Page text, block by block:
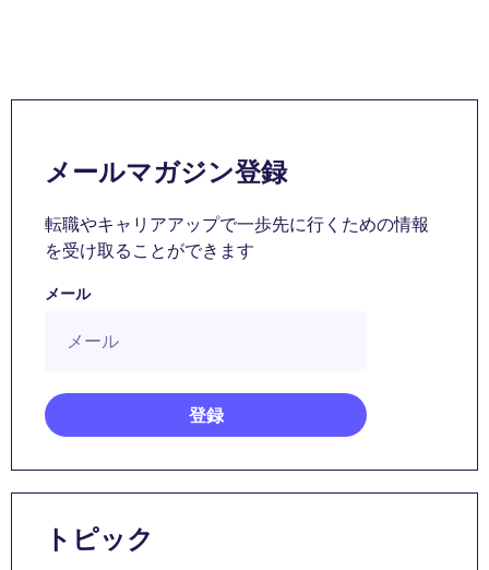
メールマガジン登録
転職やキャリアアップで一歩先に行くための情報
を受け取ることができます
メール
トピック